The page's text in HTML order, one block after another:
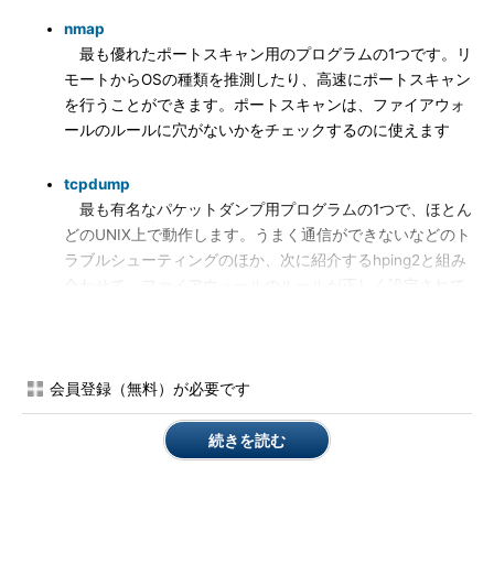
nmap
最も優れたポートスキャン用のプログラムの1つです。リ
モートからOSの種類を推測したり、高速にポートスキャン
を行うことができます。ポートスキャンは、ファイアウォ
ールのルールに穴がないかをチェックするのに使えます
tcpdump
最も有名なパケットダンプ用プログラムの1つで、ほとん
どのUNIX上で動作します。うまく通信ができないなどのト
ラブルシューティングのほか、次に紹介するhping2と組み
合わせて、ファイアウォールのルールが正しく設定されて
hping2
hping2 は、さまざまな種類のパケットを生成できます。
そのため、ファイアウォールで許可されているパケットを
生成して、ファイアウォールを通過させることができます
会員登録（無料）が必要です
続きを読む